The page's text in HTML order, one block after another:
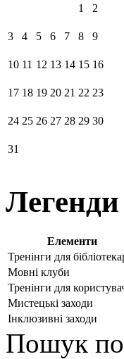
1
2
3 4 5 6 7 8 9
10 11 12 13 14 15 16
17 18 19 20 21 22 23
24 25 26 27 28 29 30
31
Елементи
Тренінги для
Мовні клуби
Тренінги для
Мистецькі заходи
Інклюзивні заходи
Пошук по